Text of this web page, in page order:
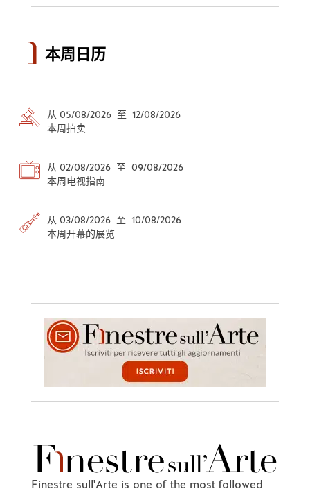
本周日历
从 05/08/2026 至 12/08/2026
本周拍卖
从 02/08/2026 至 09/08/2026
本周电视指南
从 03/08/2026 至 10/08/2026
本周开幕的展览
Finestre sull'Arte is one of the most followed